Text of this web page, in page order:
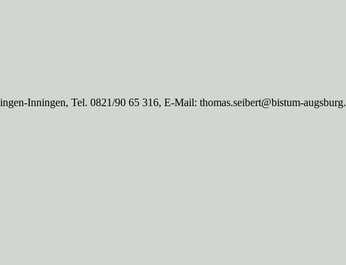
Inningen, Tel. 0821/90 65 316, E-Mail: thomas.seibert@bistum-